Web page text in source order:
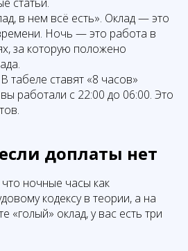
в нем всё есть». Оклад — это
Ночь — это работа в
за которую положено
табеле ставят «8 часов»
работали с 22:00 до 06:00. Это
доплаты нет
ночные часы как
кодексу в теории, а на
«голый» оклад, у вас есть три